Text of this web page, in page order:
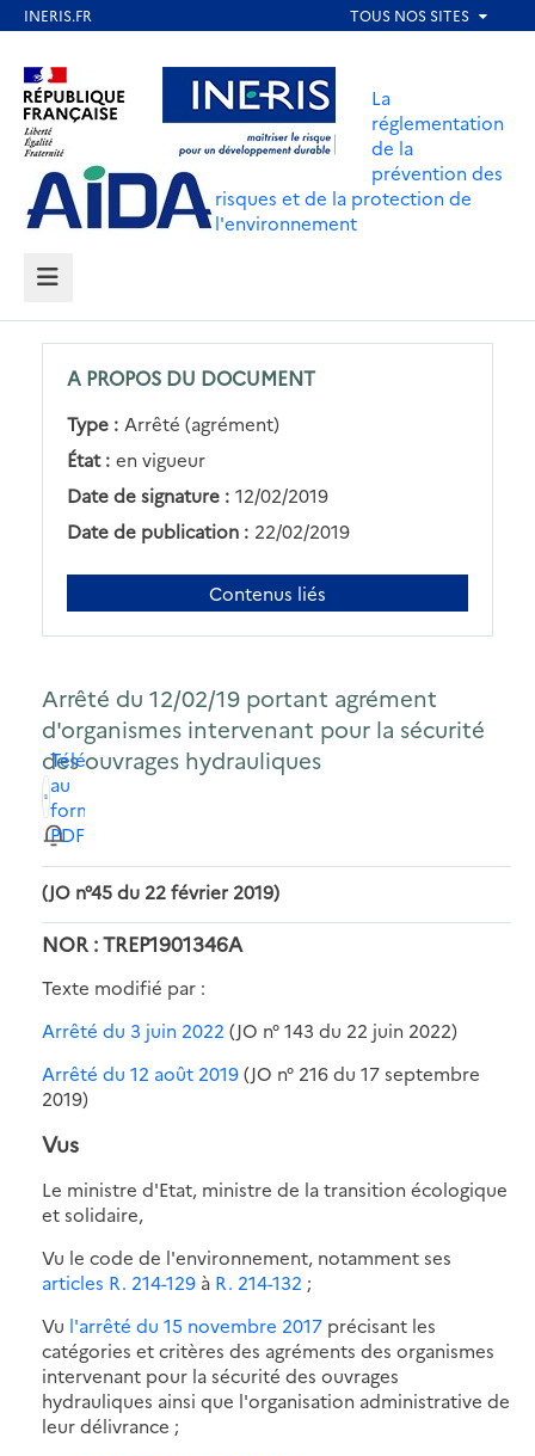
contenu
principal
Aller au contenu Aller au menu
Aller au pied de page
La
réglementation
de la
prévention des
risques et de la protection de
l'environnement
MENU
A PROPOS DU DOCUMENT
Type : Arrêté (agrément)
État : en vigueur
Date de signature : 12/02/2019
Date de publication : 22/02/2019
Contenus liés
Arrêté du 12/02/19 portant agrément
d'organismes intervenant pour la sécurité
des ouvrages hydrauliques
Télécharger
au
format
PDF
(JO n°45 du 22 février 2019)
NOR : TREP1901346A
Texte modifié par :
Arrêté du 3 juin 2022 (JO n° 143 du 22 juin 2022)
Arrêté du 12 août 2019(JO n° 216 du 17 septembre
2019)
Vus
Le ministre d'Etat, ministre de la transition écologique
et solidaire,
Vu le code de l'environnement, notamment ses
articles R. 214-129 à R. 214-132 ;
Vu l'arrêté du 15 novembre 2017 précisant les
catégories et critères des agréments des organismes
intervenant pour la sécurité des ouvrages
hydrauliques ainsi que l'organisation administrative de
leur délivrance ;